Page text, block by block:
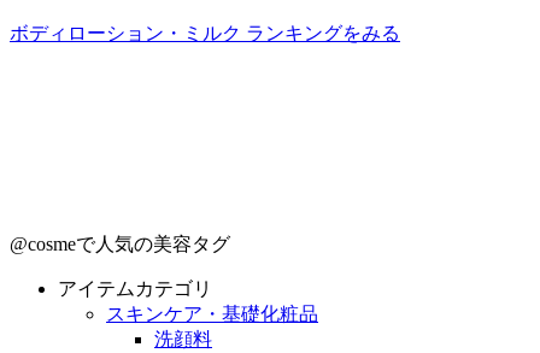
ボディローション・ミルク ランキングをみる
@cosmeで人気の美容タグ
アイテムカテゴリ
スキンケア・基礎化粧品
洗顔料